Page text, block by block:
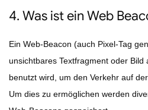
4. Was ist ein Web
Ein Web-Beacon (auch Pixel-Tag
unsichtbares Textfragment oder Bild
benutzt wird, um den Verkehr auf
Um dies zu ermöglichen werden